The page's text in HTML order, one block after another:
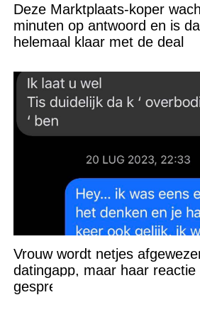
Deze Marktplaats-koper
minuten op antwoord en is
helemaal klaar met de deal
Vrouw wordt netjes
datingapp, maar haar
gesprek ineens een stuk